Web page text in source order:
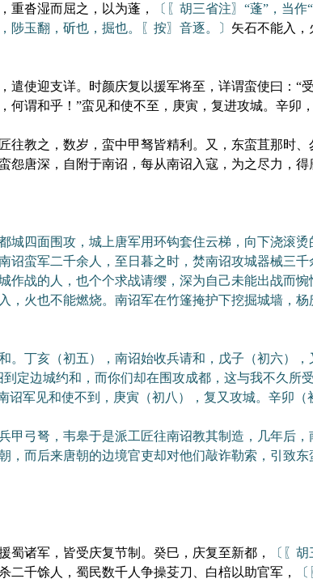
重沓湿而屈之，以为蓬，
〔〖胡三省注〗“蓬”，当
陟玉翻，斫也，掘也。〖按〗音逐。〕 矢石不能入，
使迎支详。时颜庆复以援军将至，详谓蛮使曰：“
谓和乎！”蛮见和使不至，庚寅，复进攻城。辛卯
之，数岁，蛮中甲驽皆精利。又，东蛮苴那时、
怨唐深，自附于南诏，每从南诏入寇，为之尽力，得
面围攻，城上唐军用环钩套住云梯，向下浇滚烫
诏蛮军二千余人，至日暮之时，焚南诏攻城器械三
作战的人，也个个求战请缨，深为自己未能出战而
，火也不能燃烧。南诏军在竹篷掩护下挖掘城墙，
丁亥（初五），南诏始收兵请和，戊子（初六），
定边城约和，而你们却在围攻成都，这与我不久所
军见和使不到，庚寅（初八），复又攻城。辛卯（
弓弩，韦皋于是派工匠往南诏教其制造，几年后，
，而后来唐朝的边境官吏却对他们敲诈勒索，引致
诸军，皆受庆复节制。癸巳，庆复至新都，
〔〖
千馀人，蜀民数千人争操芟刀、白棓以助官军，